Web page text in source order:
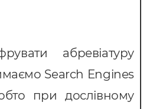
абревіатуру
Search Engines
при дослівному